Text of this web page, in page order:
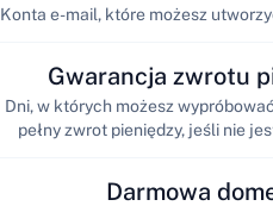
Konta e-mail, które możesz
Gwarancja zwrotu
Dni, w których możesz
pełny zwrot pieniędzy, jeśli nie
Darmowa